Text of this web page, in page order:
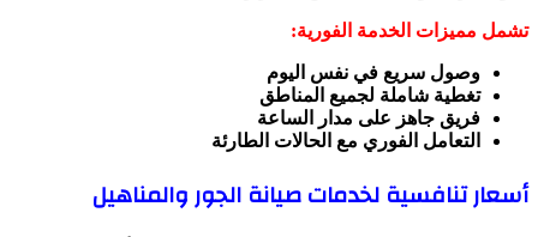
تشمل مميزات الخدمة الفورية:
وصول سريع في نفس اليوم
تغطية شاملة لجميع المناطق
فريق جاهز على مدار الساعة
التعامل الفوري مع الحالات الطارئة
أسعار تنافسية لخدمات صيانة الجور والمناهيل